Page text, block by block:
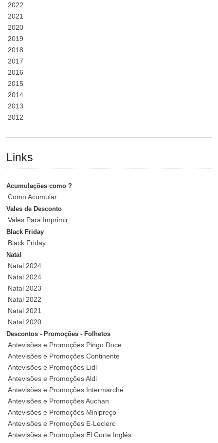
2022
2021
2020
2019
2018
2017
2016
2015
2014
2013
2012
Links
Acumulações como ?
Como Acumular
Vales de Desconto
Vales Para Imprimir
Black Friday
Black Friday
Natal
Natal 2024
Natal 2024
Natal 2023
Natal 2022
Natal 2021
Natal 2020
Descontos - Promoções - Folhetos
Antevisões e Promoções Pingo Doce
Antevisões e Promoções Continente
Antevisões e Promoções Lidl
Antevisões e Promoções Aldi
Antevisões e Promoções Intermarché
Antevisões e Promoções Auchan
Antevisões e Promoções Minipreço
Antevisões e Promoções E-Leclerc
Antevisões e Promoções El Corte Inglés